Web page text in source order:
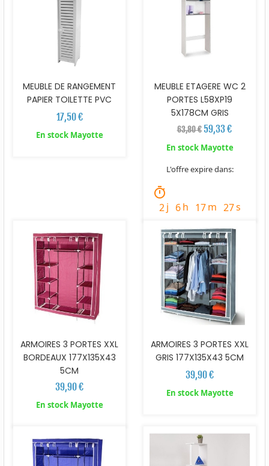
MEUBLE DE RANGEMENT
PAPIER TOILETTE PVC
17,50 €
En stock Mayotte
MEUBLE ETAGERE WC 2
PORTES L58XP19
5X178CM GRIS
63,80 € 59,33 €
En stock Mayotte
L'offre expire dans:
timer
2j 6h 17m 26s
ARMOIRES 3 PORTES XXL
BORDEAUX 177X135X43
5CM
39,90 €
En stock Mayotte
ARMOIRES 3 PORTES XXL
GRIS 177X135X43 5CM
39,90 €
En stock Mayotte